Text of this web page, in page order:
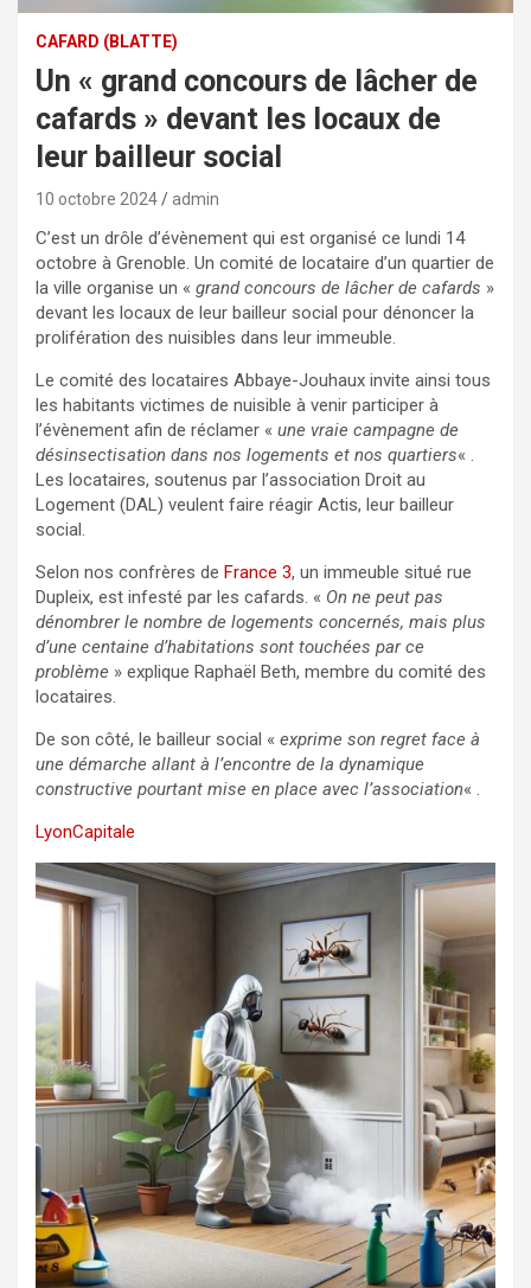
CAFARD (BLATTE)
Un « grand concours de lâcher de
cafards » devant les locaux de
leur bailleur social
10 octobre 2024 admin
C’est un drôle d’évènement qui est organisé ce lundi 14
octobre à Grenoble. Un comité de locataire d’un quartier de
la ville organise un « grand concours de lâcher de cafards »
devant les locaux de leur bailleur social pour dénoncer la
prolifération des nuisibles dans leur immeuble.
Le comité des locataires Abbaye-Jouhaux invite ainsi tous
les habitants victimes de nuisible à venir participer à
l’évènement afin de réclamer « une vraie campagne de
désinsectisation dans nos logements et nos quartiers« .
Les locataires, soutenus par l’association Droit au
Logement (DAL) veulent faire réagir Actis, leur bailleur
social.
Selon nos confrères de France 3, un immeuble situé rue
Dupleix, est infesté par les cafards. « On ne peut pas
dénombrer le nombre de logements concernés, mais plus
d’une centaine d’habitations sont touchées par ce
problème » explique Raphaël Beth, membre du comité des
locataires.
De son côté, le bailleur social « exprime son regret face à
une démarche allant à l’encontre de la dynamique
constructive pourtant mise en place avec l’association« .
LyonCapitale